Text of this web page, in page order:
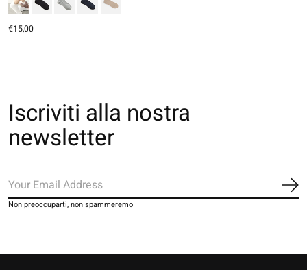
€15,00
Iscriviti alla nostra
newsletter
Non preoccuparti, non spammeremo